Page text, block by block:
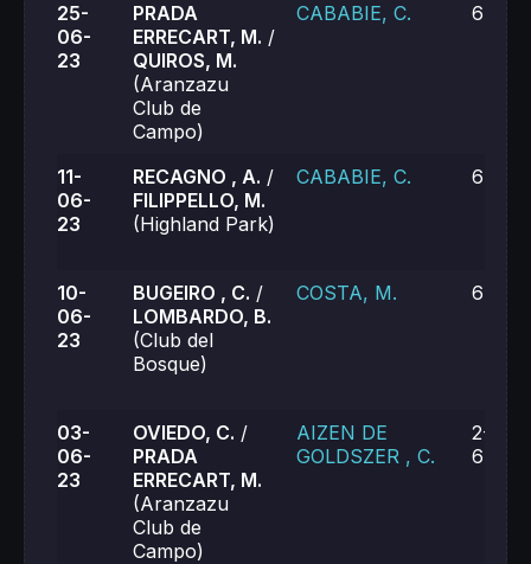
25-
06-
23
PRADA
ERRECART, M. /
QUIROS, M.
(Aranzazu
Club de
Campo)
CABABIE, C. 6-2,
11-
06-
23
RECAGNO , A. /
FILIPPELLO, M.
(Highland Park)
CABABIE, C. 6-2,
10-
06-
23
BUGEIRO , C. /
LOMBARDO, B.
(Club del
Bosque)
COSTA, M. 6-0,
03-
06-
23
OVIEDO, C. /
PRADA
ERRECART, M.
(Aranzazu
Club de
Campo)
AIZEN DE
GOLDSZER , C.
2-6,
6-7